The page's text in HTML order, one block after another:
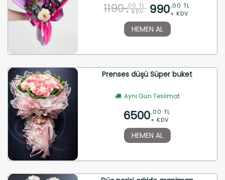
1190 ,00 TL
+ KDV 990,00 TL
+ KDV
HEMEN AL
Prenses düşü Süper buket
Aynı Gün Teslimat
6500,00 TL
+ KDV
HEMEN AL